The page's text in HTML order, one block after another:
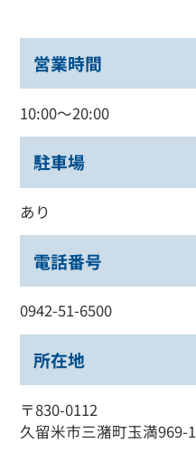
営業時間
10:00～20:00
駐車場
あり
電話番号
0942-51-6500
所在地
〒830-0112
久留米市三潴町玉満969-1